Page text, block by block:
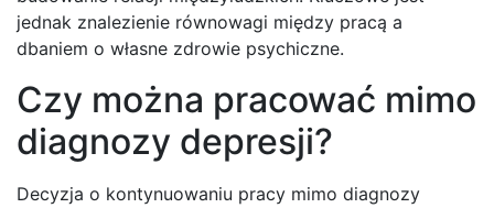
jednak znalezienie równowagi między pracą a
dbaniem o własne zdrowie psychiczne.
Czy można pracować mimo
diagnozy depresji?
Decyzja o kontynuowaniu pracy mimo diagnozy